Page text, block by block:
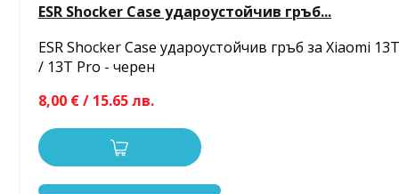
ESR Shocker Case удароустойчив гръб...
ESR Shocker Case удароустойчив гръб за Xiaomi 13T
/ 13T Pro - черен
8,00 € / 15.65 лв.